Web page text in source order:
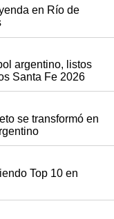
en Río de
argentino, listos
Santa Fe 2026
se transformó en
Top 10 en